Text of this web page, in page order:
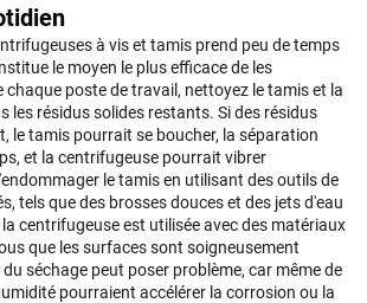
à vis et tamis prend peu de temps
le moyen le plus efficace de les
chaque poste de travail, nettoyez le tamis et la
les résidus solides restants. Si des résidus
le tamis pourrait se boucher, la séparation
et la centrifugeuse pourrait vibrer
le tamis en utilisant des outils de
tels que des brosses douces et des jets d'eau
centrifugeuse est utilisée avec des matériaux
que les surfaces sont soigneusement
séchage peut poser problème, car même de
pourraient accélérer la corrosion ou la